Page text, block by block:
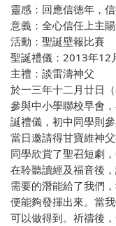
靈感：回應信德年，
意義：全心信任上主
活動：聖誕壁報比賽
聖誕禮儀：2013年12
主禮：談雷濤神父
於一三年十二月廿日
參與中小學聯校早會
誕禮儀，初中同學則參
當日邀請得甘寶維神
同學欣賞了聖召短劇
在聆聽讀經及福音後
需要的潛能給了我們
便能夠發揮出來。當
可以做得到。祈禱後